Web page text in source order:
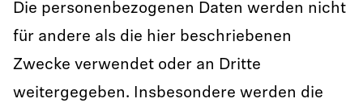
Die personenbezogenen Daten werden nicht
für andere als die hier beschriebenen
Zwecke verwendet oder an Dritte
weitergegeben. Insbesondere werden die